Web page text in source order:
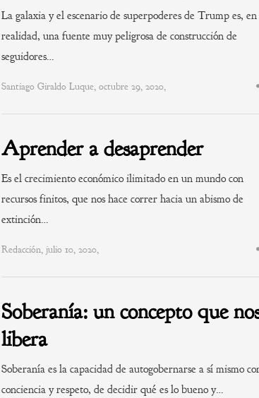
La galaxia y el escenario de superpoderes de Trump es, en
realidad, una fuente muy peligrosa de construcción de
seguidores…
Santiago Giraldo Luque, octubre 29, 2020,
Aprender a desaprender
Es el crecimiento económico ilimitado en un mundo con
recursos finitos, que nos hace correr hacia un abismo de
extinción…
Redacción, julio 10, 2020,
Soberanía: un concepto que
libera
Soberanía es la capacidad de autogobernarse a sí mismo
conciencia y respeto, de decidir qué es lo bueno y…